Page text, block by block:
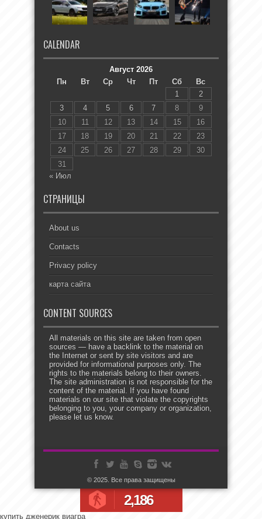
CALENDAR
Август 2026
Пн
Вт Ср Чт Пт Сб
Вс
1
2
3
4 5 6 7 8
9
10
11 12 13 14 15
16
17
18 19 20 21 22
23
24
25 26 27 28 29
30
31
« Июл
СТРАНИЦЫ
About us
Contacts
Privacy policy
карта сайта
CONTENT SOURCES
All materials on this site are taken from open
sources — have a backlink to the material on
the Internet or sent by site visitors and are
provided for informational purposes only. The
rights to the materials belong to their owners.
The site administration is not responsible for the
content of the material. If you have found
materials on our site that violate the copyrights
belonging to you, your company or organization,
please let us know.
© 2025. Все права защищены
2,186
купить дженерик виагра